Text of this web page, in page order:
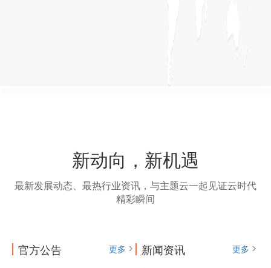
新动向，新机遇
最新发展动态、最热行业资讯，与主题云一起见证云时代
精彩瞬间
官方公告 更多 新闻资讯 更多